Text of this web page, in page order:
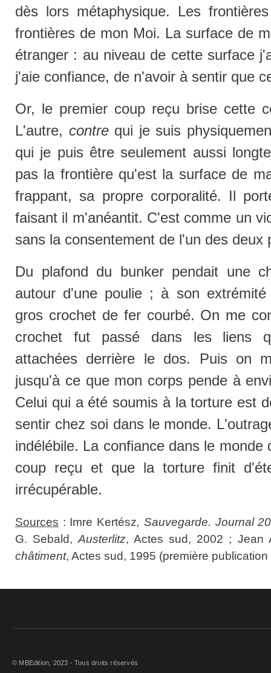
dès lors métaphysique. Les
frontières de mon Moi. La surface de
étranger : au niveau de cette surface
j'aie confiance, de n'avoir à sentir que
Or, le premier coup reçu brise cette
L'autre, contrequi je suis
qui je puis être seulement aussi
pas la frontière qu'est la surface de
frappant, sa propre corporalité. Il
faisant il m'anéantit. C'est comme un
sans la consentement de l'un des
Du plafond du bunker pendait une
autour d'une poulie ; à son
gros crochet de fer courbé. On me
crochet fut passé dans les liens
attachées derrière le dos. Puis on
jusqu'à ce que mon corps pende à
Celui qui a été soumis à la torture est
sentir chez soi dans le monde.
indélébile. La confiance dans le monde
coup reçu et que la torture finit
irrécupérable.
Sources : Imre Kertész, Sauvegarde. Journal
G. Sebald,Austerlitz, Actes sud, 2002 ; Jean
châtiment, Actes sud, 1995 (première publication
© MBEdition, 2023 - Tous droits réservés